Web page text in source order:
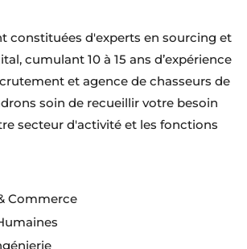
constituées d'experts en sourcing et
cumulant 10 à 15 ans d’expérience
et agence de chasseurs de
soin de recueillir votre besoin
secteur d'activité et les fonctions
Commerce